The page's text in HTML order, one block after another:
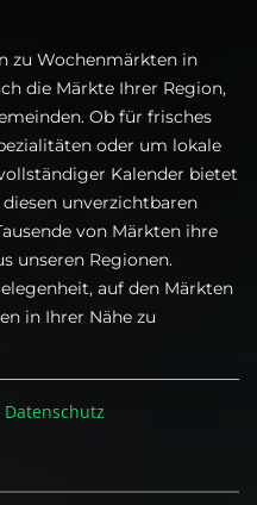
zu Wochenmärkten in
die Märkte Ihrer Region,
Ob für frisches
oder um lokale
Kalender bietet
unverzichtbaren
von Märkten ihre
unseren Regionen.
auf den Märkten
in Ihrer Nähe zu
Datenschutz